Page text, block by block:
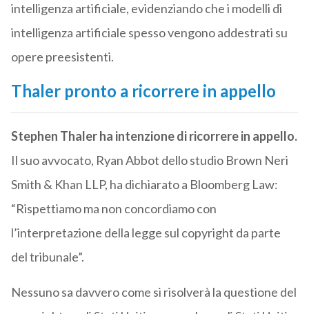
intelligenza artificiale, evidenziando che i modelli di
intelligenza artificiale spesso vengono addestrati su
opere preesistenti.
Thaler pronto a ricorrere in appello
Stephen Thaler ha intenzione di ricorrere in appello.
Il suo avvocato, Ryan Abbot dello studio Brown Neri
Smith & Khan LLP, ha dichiarato a Bloomberg Law:
“Rispettiamo ma non concordiamo con
l’interpretazione della legge sul copyright da parte
del tribunale”.
Nessuno sa davvero come si risolverà la questione del